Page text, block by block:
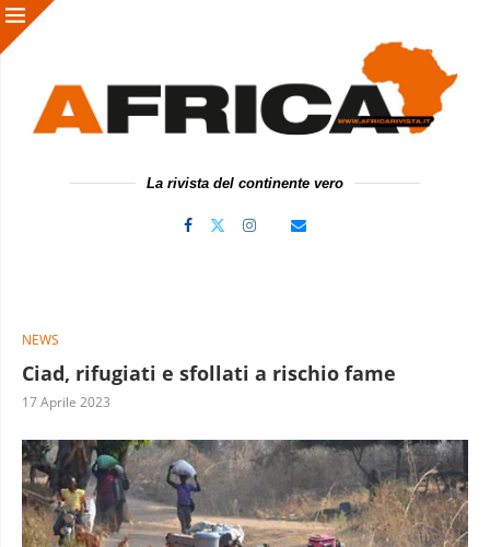
La rivista del continente vero
NEWS
Ciad, rifugiati e sfollati a rischio fame
17 Aprile 2023